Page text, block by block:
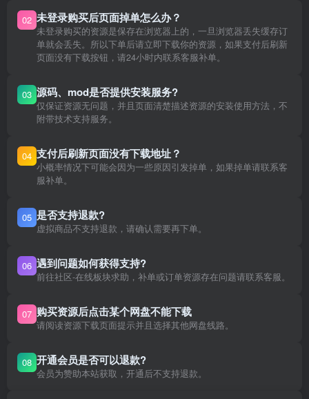
02 未登录购买后页面掉单怎么办？
未登录购买的资源是保存在浏览器上的，一旦浏览器丢失缓存订
单就会丢失。所以下单后请立即下载你的资源，如果支付后刷新
页面没有下载按钮，请24小时内联系客服补单。
03 源码、mod是否提供安装服务?
仅保证资源无问题，并且页面清楚描述资源的安装使用方法，不
附带技术支持服务。
04 支付后刷新页面没有下载地址？
小概率情况下可能会因为一些原因引发掉单，如果掉单请联系客
服补单。
05 是否支持退款?
虚拟商品不支持退款，请确认需要再下单。
06 遇到问题如何获得支持?
前往社区-在线板块求助，补单或订单资源存在问题请联系客服。
07 购买资源后点击某个网盘不能下载
请阅读资源下载页面提示并且选择其他网盘线路。
08 开通会员是否可以退款?
会员为赞助本站获取，开通后不支持退款。